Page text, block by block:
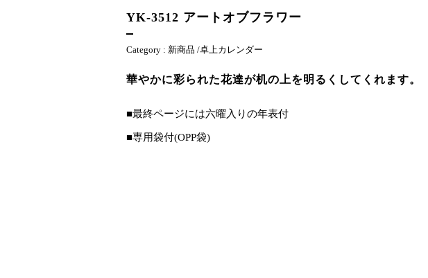
YK-3512 アートオブフラワー
Category : 新商品 /卓上カレンダー
華やかに彩られた花達が机の上を明るくしてくれます。
■最終ページには六曜入りの年表付
■専用袋付(OPP袋)